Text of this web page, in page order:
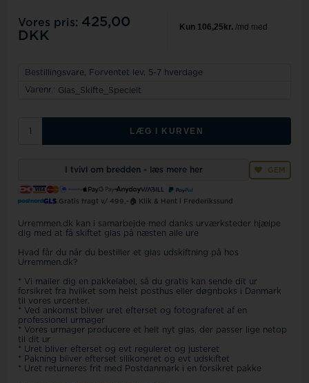
Vores pris: 425,00
DKK
Bestillingsvare, Forventet lev. 5-7 hverdage
Varenr.: Glas_Skifte_Specielt
LÆG I KURVEN
I tvivl om bredden - læs mere her GEM
Gratis fragt v/ 499,- 🏠 Klik & Hent i Frederikssund
Urremmen.dk kan i samarbejde med danks urværksteder hjælpe
dig med at få skiftet glas på næsten alle ure
Hvad får du når du bestiller et glas udskiftning på hos
Urremmen.dk?
* Vi mailer dig en pakkelabel, så du gratis kan sende dit ur
forsikret fra hvilket som helst posthus eller døgnboks i Danmark
til vores urcenter.
* Ved ankomst bliver uret efterset og fotograferet af en
professionel urmager
* Vores urmager producere et helt nyt glas, der passer lige netop
til dit ur
* Uret bliver efterset og evt reguleret og justeret
* Pakning bliver efterset silikoneret og evt udskiftet
* Uret returneres frit med Postdanmark i en forsikret pakke